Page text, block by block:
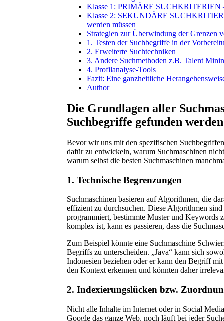
Klasse 1: PRIMÄRE SUCHKRITERIEN
Klasse 2: SEKUNDÄRE
werden müssen
Strategien zur Überwindung der Grenzen
1. Testen der Suchbegriffe in der
2. Erweiterte Suchtechniken
3. Andere Suchmethoden z.B. Talent
4. Profilanalyse-Tools
Fazit: Eine ganzheitliche
Author
Die Grundlagen aller
Suchbegriffe gefunden werden
Bevor wir uns mit den spezifischen
dafür zu entwickeln, warum Suchmaschinen
warum selbst die besten Suchmaschinen
1. Technische Begrenzungen
Suchmaschinen basieren auf Algorithmen, die
effizient zu durchsuchen. Diese Algorithmen
programmiert, bestimmte Muster und Keywords
komplex ist, kann es passieren, dass die
Zum Beispiel könnte eine Suchmaschine
Begriffs zu unterscheiden. „Java“ kann sich
Indonesien beziehen oder er kann den Begriff
den Kontext erkennen und könnten daher
2. Indexierungslücken bzw.
Nicht alle Inhalte im Internet oder in Social
Google das ganze Web, noch läuft bei jeder